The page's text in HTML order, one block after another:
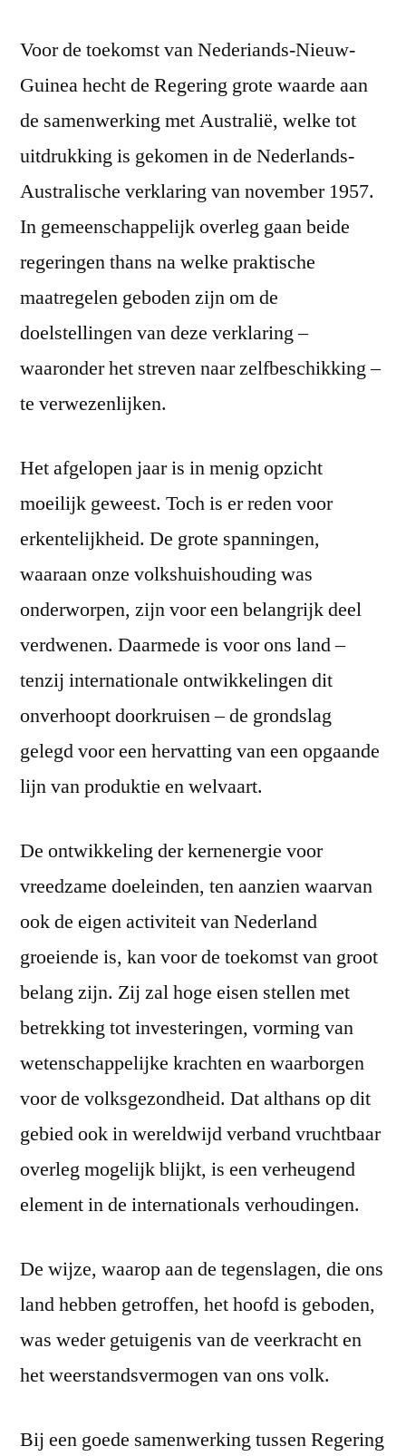
Voor de toekomst van Nederiands-Nieuw-
Guinea hecht de Regering grote waarde aan
de samenwerking met Australië, welke tot
uitdrukking is gekomen in de Nederlands-
Australische verklaring van november 1957.
In gemeenschappelijk overleg gaan beide
regeringen thans na welke praktische
maatregelen geboden zijn om de
doelstellingen van deze verklaring –
waaronder het streven naar zelfbeschikking –
te verwezenlijken.
Het afgelopen jaar is in menig opzicht
moeilijk geweest. Toch is er reden voor
erkentelijkheid. De grote spanningen,
waaraan onze volkshuishouding was
onderworpen, zijn voor een belangrijk deel
verdwenen. Daarmede is voor ons land –
tenzij internationale ontwikkelingen dit
onverhoopt doorkruisen – de grondslag
gelegd voor een hervatting van een opgaande
lijn van produktie en welvaart.
De ontwikkeling der kernenergie voor
vreedzame doeleinden, ten aanzien waarvan
ook de eigen activiteit van Nederland
groeiende is, kan voor de toekomst van groot
belang zijn. Zij zal hoge eisen stellen met
betrekking tot investeringen, vorming van
wetenschappelijke krachten en waarborgen
voor de volksgezondheid. Dat althans op dit
gebied ook in wereldwijd verband vruchtbaar
overleg mogelijk blijkt, is een verheugend
element in de internationals verhoudingen.
De wijze, waarop aan de tegenslagen, die ons
land hebben getroffen, het hoofd is geboden,
was weder getuigenis van de veerkracht en
het weerstandsvermogen van ons volk.
Bij een goede samenwerking tussen Regering